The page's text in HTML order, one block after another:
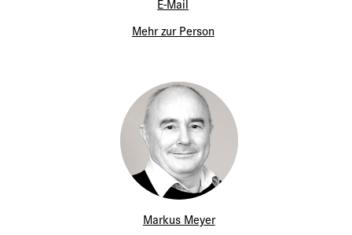
E-Mail
Mehr zur Person
Markus Meyer